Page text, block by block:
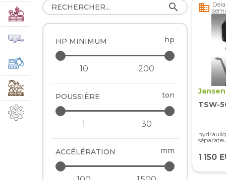
search
HP MINIMUM hp
POUSSIÈRE ton
ACCÉLÉRATION mm
business
Jansen
TSW-
1 150